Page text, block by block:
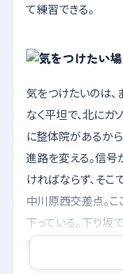
て練習できる。
気をつけたいのは
なく平坦で、北にガ
に整体院があるか
進路を変える。信
ければならず、そ
中川原西交差点。
下っている。下り坂
東側の製薬会社や
くると、思ったより